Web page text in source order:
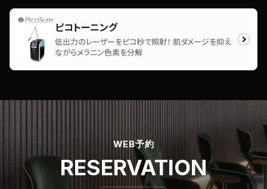
ピコトーニング
低出力のレーザーをピコ秒で照射！ 肌ダメージを抑え
ながらメラニン色素を分解
WEB予約
RESERVATION